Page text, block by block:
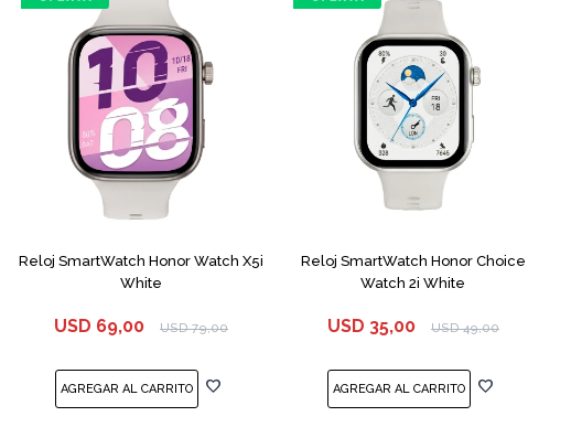
Reloj SmartWatch Honor Watch X5i
White
USD 69,00 USD 79,00
Reloj SmartWatch Honor Choice
Watch 2i White
USD 35,00 USD 49,00